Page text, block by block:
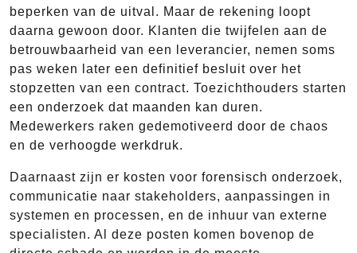
beperken van de uitval. Maar de rekening loopt
daarna gewoon door. Klanten die twijfelen aan de
betrouwbaarheid van een leverancier, nemen soms
pas weken later een definitief besluit over het
stopzetten van een contract. Toezichthouders starten
een onderzoek dat maanden kan duren.
Medewerkers raken gedemotiveerd door de chaos
en de verhoogde werkdruk.
Daarnaast zijn er kosten voor forensisch onderzoek,
communicatie naar stakeholders, aanpassingen in
systemen en processen, en de inhuur van externe
specialisten. Al deze posten komen bovenop de